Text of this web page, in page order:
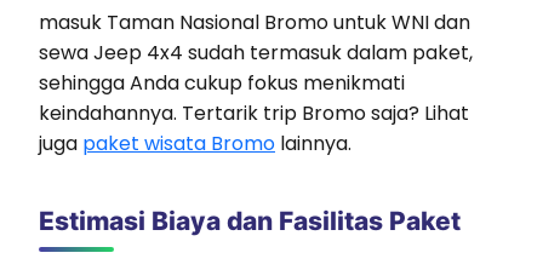
masuk Taman Nasional Bromo untuk WNI dan
sewa Jeep 4x4 sudah termasuk dalam paket,
sehingga Anda cukup fokus menikmati
keindahannya. Tertarik trip Bromo saja? Lihat
juga paket wisata Bromo lainnya.
Estimasi Biaya dan Fasilitas Paket